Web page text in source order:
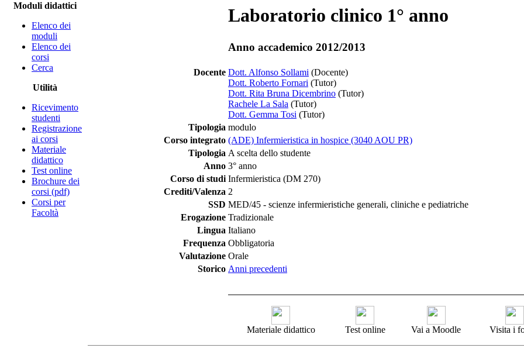
Moduli didattici
Elenco dei
moduli
Elenco dei
corsi
Cerca
Utilità
Ricevimento
studenti
Registrazione
ai corsi
Materiale
didattico
Test online
Brochure dei
corsi (pdf)
Corsi per
Facoltà
Laboratorio clinico 1° anno
Anno accademico 2012/2013
Docente Dott. Alfonso Sollami (Docente)
Dott. Roberto Fornari (Tutor)
Dott. Rita Bruna Dicembrino (Tutor)
Rachele La Sala (Tutor)
Dott. Gemma Tosi (Tutor)
Tipologia modulo
Corso integrato (ADE) Infermieristica in hospice (3040 AOU PR)
Tipologia A scelta dello studente
Anno 3° anno
Corso di studi Infermieristica (DM 270)
Crediti/Valenza 2
SSD MED/45 - scienze infermieristiche generali, cliniche e pediatriche
Erogazione Tradizionale
Lingua Italiano
Frequenza Obbligatoria
Valutazione Orale
Storico Anni precedenti
Materiale didattico Test online Vai a Moodle Visita i